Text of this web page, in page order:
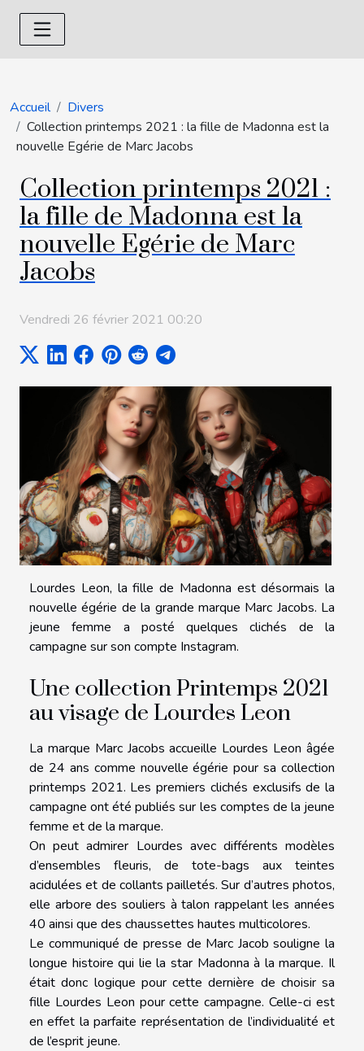
Accueil
Divers
Collection printemps 2021 : la fille de Madonna est la
nouvelle Egérie de Marc Jacobs
Collection printemps 2021 :
la fille de Madonna est la
nouvelle Egérie de Marc
Jacobs
Vendredi 26 février 2021 00:20
Lourdes Leon, la fille de Madonna est désormais la
nouvelle égérie de la grande marque Marc Jacobs. La
jeune femme a posté quelques clichés de la
campagne sur son compte Instagram.
Une collection Printemps 2021
au visage de Lourdes Leon
La marque Marc Jacobs accueille Lourdes Leon âgée
de 24 ans comme nouvelle égérie pour sa collection
printemps 2021. Les premiers clichés exclusifs de la
campagne ont été publiés sur les comptes de la jeune
femme et de la marque.
On peut admirer Lourdes avec différents modèles
d’ensembles fleuris, de tote-bags aux teintes
acidulées et de collants pailletés. Sur d’autres photos,
elle arbore des souliers à talon rappelant les années
40 ainsi que des chaussettes hautes multicolores.
Le communiqué de presse de Marc Jacob souligne la
longue histoire qui lie la star Madonna à la marque. Il
était donc logique pour cette dernière de choisir sa
fille Lourdes Leon pour cette campagne. Celle-ci est
en effet la parfaite représentation de l’individualité et
de l’esprit jeune.